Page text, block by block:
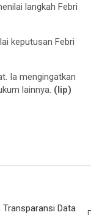
langkah Febri
keputusan Febri
Ia mengingatkan
lainnya. (lip)
Data